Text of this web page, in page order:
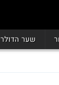
שער הדולר